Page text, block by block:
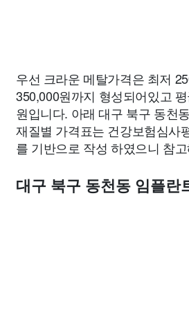
우선 크라운 메탈가격은 최저
350,000원까지 형성되어있고
원입니다. 아래 대구 북구 동천
재질별 가격표는 건강보험심사
를 기반으로 작성 하였으니 참
대구 북구 동천동 임플란